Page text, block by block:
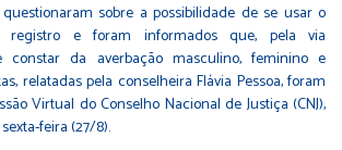
sobre a possibilidade de se usar o
e foram informados que, pela via
constar da averbação masculino, feminino e
relatadas pela conselheira Flávia Pessoa, foram
Virtual do Conselho Nacional de Justiça (CNJ),
feira (27/8).